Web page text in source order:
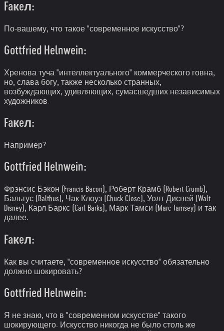
Faкeл:
По-вашему, что такое "современное искусство"?
Gottfried Helnwein:
Хренова туча "интеллектуального" коммерческого говна,
но, слава богу, также несколько странных,
возбуждающих, удивляющих, сумасшедших независимых
художников.
Faкeл:
Например?
Gottfried Helnwein:
Фрэнсис Бэкон (Francis Bacon), Роберт Крамб (Robert Crumb),
Бальтус (Balthus), Чак Клоуз (Chuck Close), Уолт Дисней (Walt
Disney), Карл Баркс (Carl Barks), Марк Тамси (Marc Tamsey) и так
далее.
Faкeл:
Как вы считаете, "современное искусство" обязательно
должно шокировать?
Gottfried Helnwein:
Я не знаю, что в "современном искусстве" такого
шокирующего. Искусство никогда не было столь же